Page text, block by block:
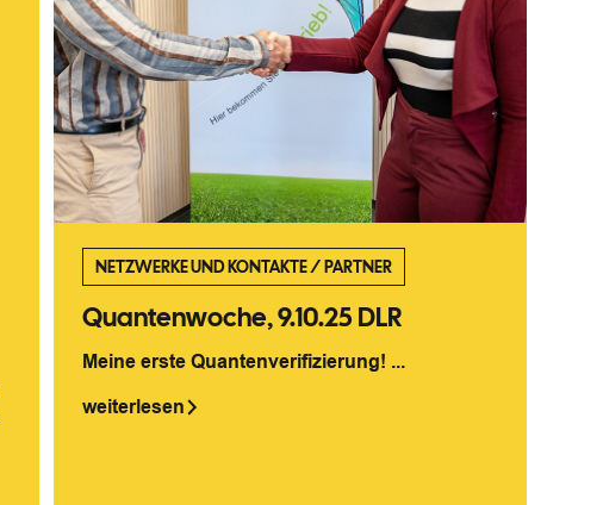
NETZWERKE UND KONTAKTE/ PARTNER
Quantenwoche, 9.10.25 DLR
Meine erste Quantenverifizierung! ...
weiterlesen